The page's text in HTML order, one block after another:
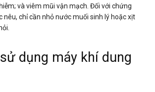
và viêm mũi vận mạch. Đối với chứng
nêu, chỉ cần nhỏ nước muối sinh lý hoặc xịt
dụng máy khí dung